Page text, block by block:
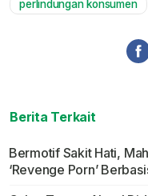
perlindungan konsumen
Berita Terkait
Bermotif Sakit Hati,
‘Revenge Porn’